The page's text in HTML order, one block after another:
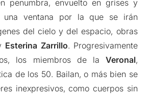
penumbra, envuelto en grises y
una ventana por la que se irán
del cielo y del espacio, obras
Esterina Zarrillo. Progresivamente
los miembros de la Veronal,
de los 50. Bailan, o más bien se
inexpresivos, como cuerpos sin